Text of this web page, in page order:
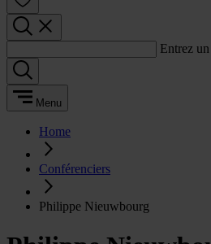
Entrez
Menu
Home
Conférenciers
Philippe Nieuwbourg